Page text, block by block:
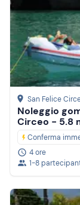
San Felice
Noleggio
Circeo - 5.8
Conferma
4 ore
1-8